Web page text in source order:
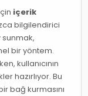
içerik
bilgilendirici
sunmak,
bir yöntem.
kullanıcının
hazırlıyor. Bu
bağ kurmasını